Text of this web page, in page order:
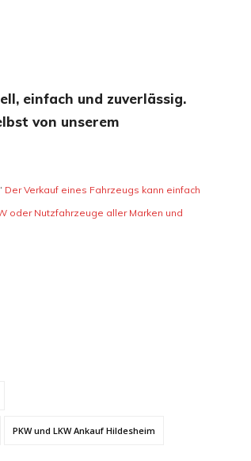
einfach und zuverlässig.
von unserem
Der Verkauf eines Fahrzeugs kann einfach
oder Nutzfahrzeuge aller Marken und
PKW und LKW Ankauf Hildesheim